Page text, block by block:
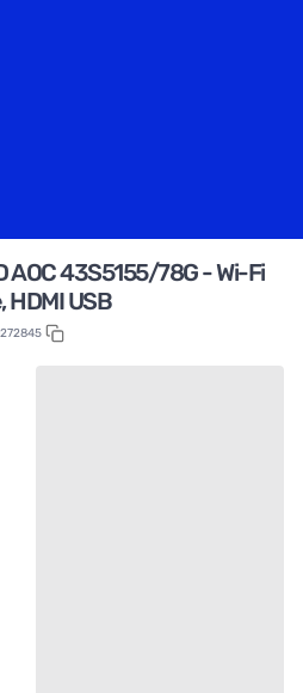
AOC 43S5155/78G - Wi-Fi
HDMI USB